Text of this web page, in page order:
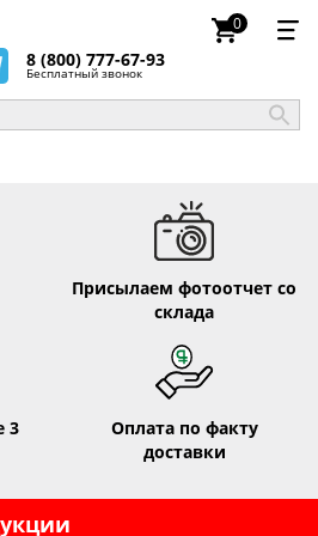
8 (800) 777-67-93
Бесплатный звонок
0
Присылаем фотоотчет со
склада
3
Оплата по факту
доставки